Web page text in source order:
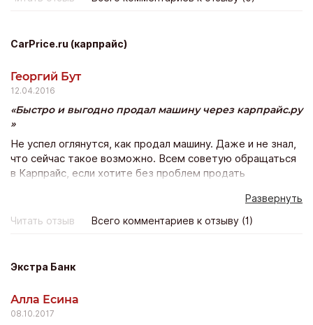
CarPrice.ru (карпрайс)
Георгий Бут
12.04.2016
Быстро и выгодно продал машину через карпрайс.ру
Не успел оглянутся, как продал машину. Даже и не знал,
что сейчас такое возможно. Всем советую обращаться
в Карпрайс, если хотите без проблем продать
После диагностики машину выставляют на аукцион, а
там за нее воюют дилеры, предлагая все больше и
посмеиваешься. Все услуги бесплатные. Как сказал
менеджер Артем, если цена не устроит, то вы ни за что
Развернуть
Читать отзыв
Всего комментариев к отзыву (1)
Экстра Банк
Алла Есина
08.10.2017